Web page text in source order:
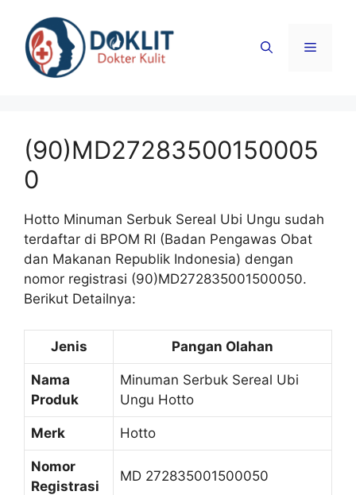
Menu
(90)MD27283500150005
0
Hotto Minuman Serbuk Sereal Ubi Ungu sudah
terdaftar di BPOM RI (Badan Pengawas Obat
dan Makanan Republik Indonesia) dengan
nomor registrasi (90)MD272835001500050.
Berikut Detailnya:
Jenis Pangan Olahan
Nama
Produk
Minuman Serbuk Sereal Ubi
Ungu Hotto
Merk Hotto
Nomor
Registrasi
MD 272835001500050